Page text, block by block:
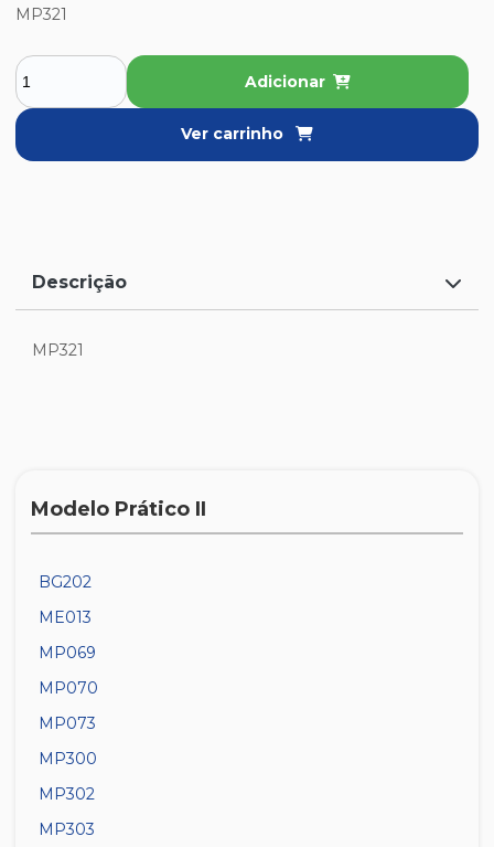
MP321
Adicionar
Ver carrinho
Descrição
MP321
Modelo Prático II
BG202
ME013
MP069
MP070
MP073
MP300
MP302
MP303